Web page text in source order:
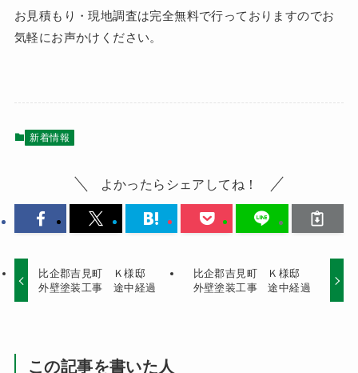
お見積もり・現地調査は完全無料で行っておりますのでお
気軽にお声かけください。
新着情報
よかったらシェアしてね！
比企郡吉見町 Ｋ様邸
外壁塗装工事 途中経過
比企郡吉見町 Ｋ様邸
外壁塗装工事 途中経過
この記事を書いた人